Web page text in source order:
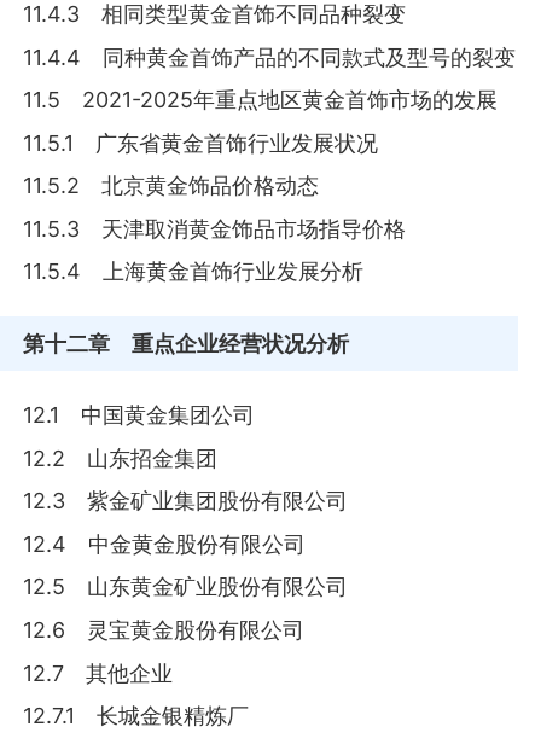
11.4.3 相同类型黄金首饰不同品种裂变
11.4.4 同种黄金首饰产品的不同款式及型号的裂变
11.5 2021-2025年重点地区黄金首饰市场的发展
11.5.1 广东省黄金首饰行业发展状况
11.5.2 北京黄金饰品价格动态
11.5.3 天津取消黄金饰品市场指导价格
11.5.4 上海黄金首饰行业发展分析
第十二章 重点企业经营状况分析
12.1 中国黄金集团公司
12.2 山东招金集团
12.3 紫金矿业集团股份有限公司
12.4 中金黄金股份有限公司
12.5 山东黄金矿业股份有限公司
12.6 灵宝黄金股份有限公司
12.7 其他企业
12.7.1 长城金银精炼厂